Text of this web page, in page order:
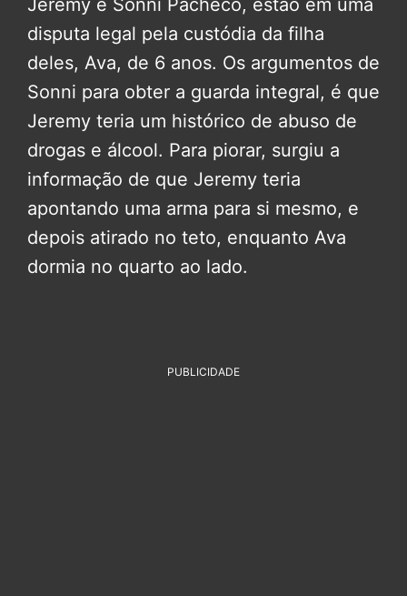
Jeremy e Sonni Pacheco, estão em uma
disputa legal pela custódia da filha
deles, Ava, de 6 anos. Os argumentos de
Sonni para obter a guarda integral, é que
Jeremy teria um histórico de abuso de
drogas e álcool. Para piorar, surgiu a
informação de que Jeremy teria
apontando uma arma para si mesmo, e
depois atirado no teto, enquanto Ava
dormia no quarto ao lado.
PUBLICIDADE